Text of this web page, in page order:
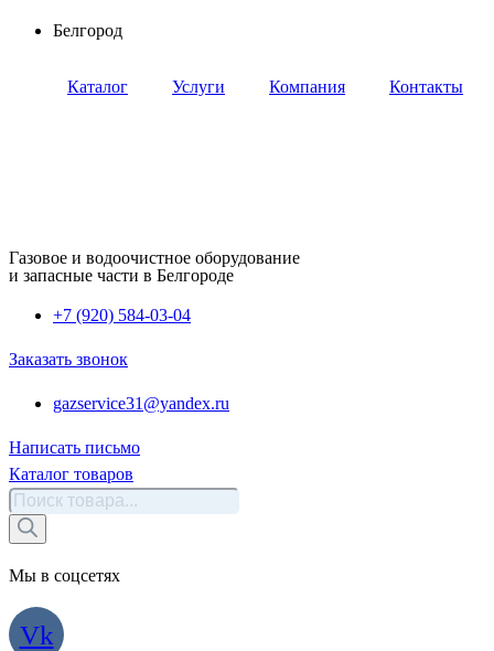
Перейти
содержимому
Белгород
Каталог Услуги Компания Контакты
Газовое и водоочистное оборудование
и запасные части в Белгороде
+7 (920) 584-03-04
Заказать звонок
gazservice31@yandex.ru
Написать письмо
Каталог товаров
Поиск
товаров
Мы в соцсетях
Vk